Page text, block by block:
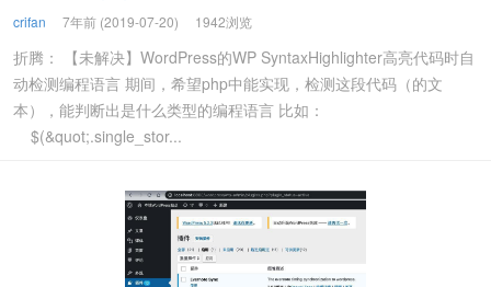
crifan 7年前 (2019-07-20) 1942浏览
折腾： 【未解决】WordPress的WP SyntaxHighlighter高亮代码时自
动检测编程语言 期间，希望php中能实现，检测这段代码（的文
本），能判断出是什么类型的编程语言 比如：
$(&quot;.single_stor...